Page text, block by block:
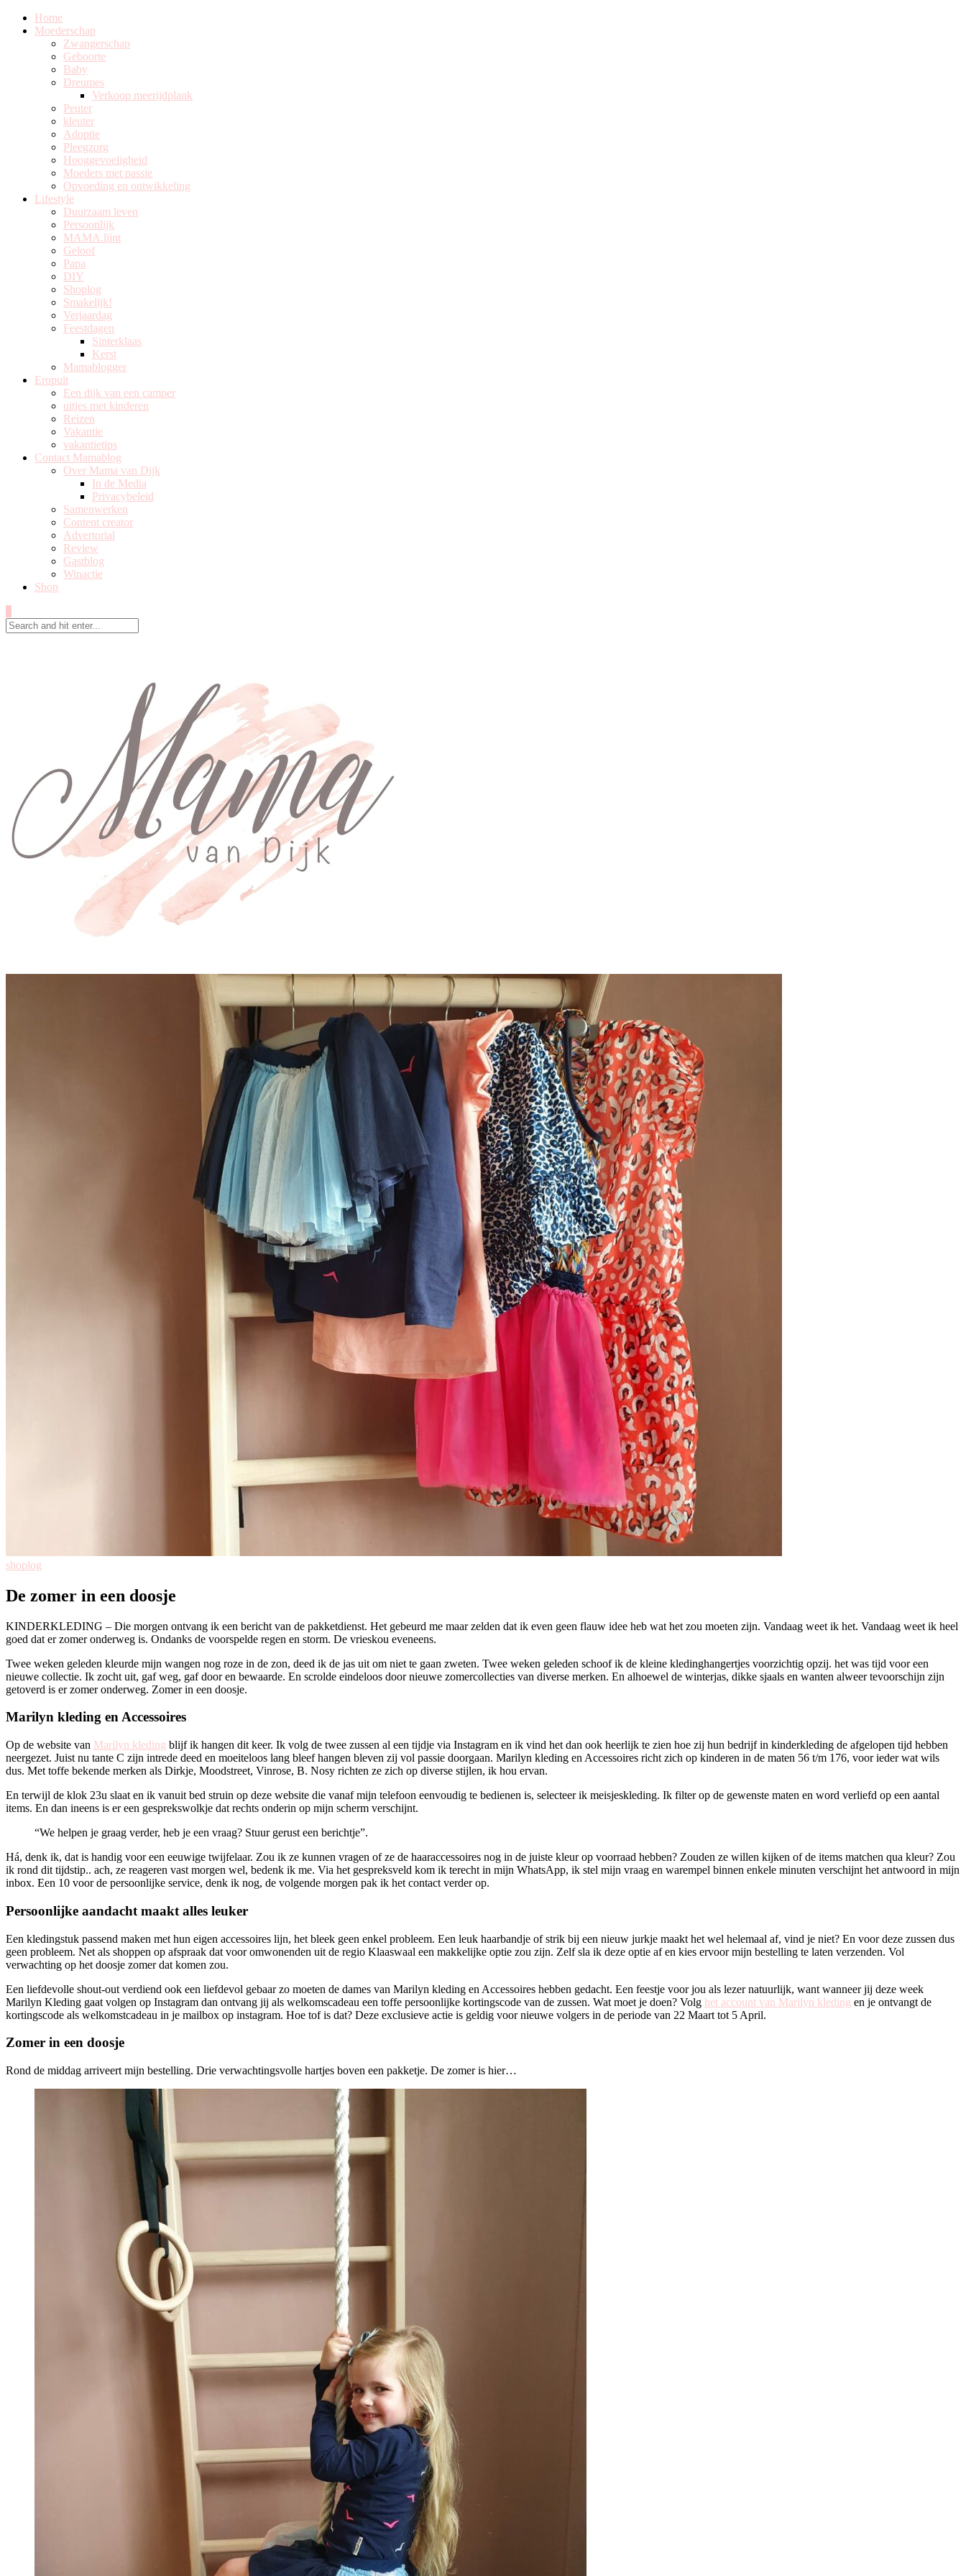
Home
Moederschap
Zwangerschap
Geboorte
Baby
Dreumes
Verkoop meerijdplank
Peuter
kleuter
Adoptie
Pleegzorg
Hooggevoeligheid
Moeders met passie
Opvoeding en ontwikkeling
Lifestyle
Duurzaam leven
Persoonlijk
MAMA.lijnt
Geloof
Papa
DIY
Shoplog
Smakelijk!
Verjaardag
Feestdagen
Sinterklaas
Kerst
Mamablogger
Eropuit
Een dijk van een camper
uitjes met kinderen
Reizen
Vakantie
vakantietips
Contact Mamablog
Over Mama van Dijk
In de Media
Privacybeleid
Samenwerken
Content creator
Advertorial
Review
Gastblog
Winactie
Shop
shoplog
De zomer in een doosje
KINDERKLEDING – Die morgen ontvang ik een bericht van de pakketdienst. Het gebeurd me maar zelden dat ik even geen flauw idee heb wat het zou moeten zijn. Vandaag weet ik het. Vandaag weet ik heel
goed dat er zomer onderweg is. Ondanks de voorspelde regen en storm. De vrieskou eveneens.
Twee weken geleden kleurde mijn wangen nog roze in de zon, deed ik de jas uit om niet te gaan zweten. Twee weken geleden schoof ik de kleine kledinghangertjes voorzichtig opzij. het was tijd voor een
nieuwe collectie. Ik zocht uit, gaf weg, gaf door en bewaarde. En scrolde eindeloos door nieuwe zomercollecties van diverse merken. En alhoewel de winterjas, dikke sjaals en wanten alweer tevoorschijn zijn
getoverd is er zomer onderweg. Zomer in een doosje.
Marilyn kleding en Accessoires
Op de website van Marilyn kleding blijf ik hangen dit keer. Ik volg de twee zussen al een tijdje via Instagram en ik vind het dan ook heerlijk te zien hoe zij hun bedrijf in kinderkleding de afgelopen tijd hebben
neergezet. Juist nu tante C zijn intrede deed en moeiteloos lang bleef hangen bleven zij vol passie doorgaan. Marilyn kleding en Accessoires richt zich op kinderen in de maten 56 t/m 176, voor ieder wat wils
dus. Met toffe bekende merken als Dirkje, Moodstreet, Vinrose, B. Nosy richten ze zich op diverse stijlen, ik hou ervan.
En terwijl de klok 23u slaat en ik vanuit bed struin op deze website die vanaf mijn telefoon eenvoudig te bedienen is, selecteer ik meisjeskleding. Ik filter op de gewenste maten en word verliefd op een aantal
items. En dan ineens is er een gesprekswolkje dat rechts onderin op mijn scherm verschijnt.
“We helpen je graag verder, heb je een vraag? Stuur gerust een berichtje”.
Há, denk ik, dat is handig voor een eeuwige twijfelaar. Zou ik ze kunnen vragen of ze de haaraccessoires nog in de juiste kleur op voorraad hebben? Zouden ze willen kijken of de items matchen qua kleur? Zou
ik rond dit tijdstip.. ach, ze reageren vast morgen wel, bedenk ik me. Via het gespreksveld kom ik terecht in mijn WhatsApp, ik stel mijn vraag en warempel binnen enkele minuten verschijnt het antwoord in mijn
inbox. Een 10 voor de persoonlijke service, denk ik nog, de volgende morgen pak ik het contact verder op.
Persoonlijke aandacht maakt alles leuker
Een kledingstuk passend maken met hun eigen accessoires lijn, het bleek geen enkel probleem. Een leuk haarbandje of strik bij een nieuw jurkje maakt het wel helemaal af, vind je niet? En voor deze zussen dus
geen probleem. Net als shoppen op afspraak dat voor omwonenden uit de regio Klaaswaal een makkelijke optie zou zijn. Zelf sla ik deze optie af en kies ervoor mijn bestelling te laten verzenden. Vol
verwachting op het doosje zomer dat komen zou.
Een liefdevolle shout-out verdiend ook een liefdevol gebaar zo moeten de dames van Marilyn kleding en Accessoires hebben gedacht. Een feestje voor jou als lezer natuurlijk, want wanneer jij deze week
Marilyn Kleding gaat volgen op Instagram dan ontvang jij als welkomscadeau een toffe persoonlijke kortingscode van de zussen. Wat moet je doen? Volg het account van Marilyn kleding en je ontvangt de
kortingscode als welkomstcadeau in je mailbox op instagram. Hoe tof is dat? Deze exclusieve actie is geldig voor nieuwe volgers in de periode van 22 Maart tot 5 April.
Zomer in een doosje
Rond de middag arriveert mijn bestelling. Drie verwachtingsvolle hartjes boven een pakketje. De zomer is hier…